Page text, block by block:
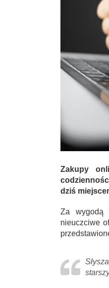
Zakupy
dziś
Za wygodą
nieuczciwe